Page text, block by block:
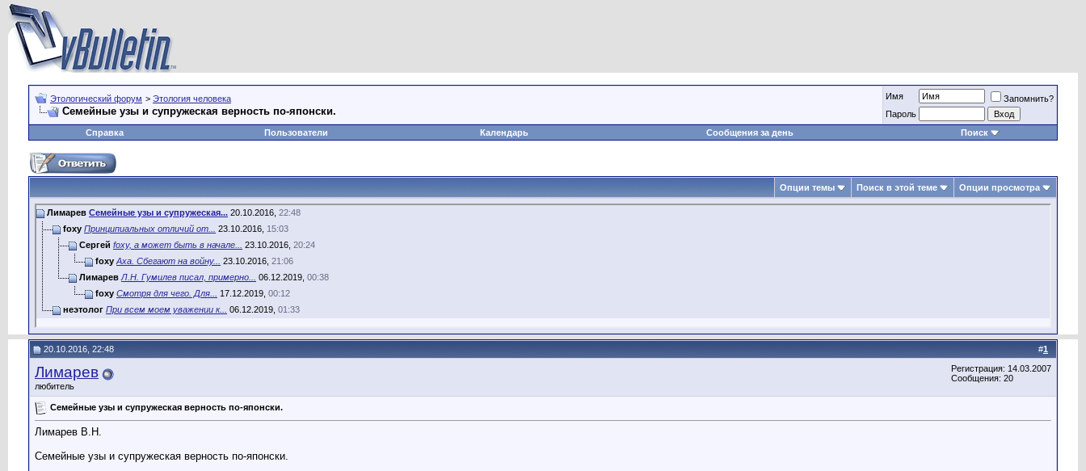
Этологический форум > Этология человека
Семейные узы и супружеская верность по-японски.
Имя
Запомнить?
Пароль
Справка
Пользователи Календарь Сообщения за день Поиск
Опции темы Поиск в этой теме Опции просмотра
Лимарев Семейные узы и супружеская... 20.10.2016, 22:48
foxy Принципиальных отличий от... 23.10.2016, 15:03
Сергей foxy, а может быть в начале... 23.10.2016, 20:24
foxy Аха. Сбегают на войну... 23.10.2016, 21:06
Лимарев Л.Н. Гумилев писал, примерно... 06.12.2019, 00:38
foxy Смотря для чего. Для... 17.12.2019, 00:12
неэтолог При всем моем уважении к... 06.12.2019, 01:33
#1
20.10.2016, 22:48
Лимарев
любитель
Регистрация: 14.03.2007
Сообщения: 20
Семейные узы и супружеская верность по-японски.
Лимарев В.Н.
Семейные узы и супружеская верность по-японски.